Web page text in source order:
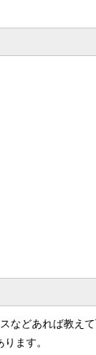
などあれば教えて
ます。